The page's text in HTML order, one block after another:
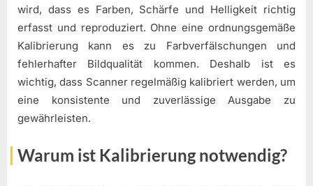
wird, dass es Farben, Schärfe und Helligkeit richtig
erfasst und reproduziert. Ohne eine ordnungsgemäße
Kalibrierung kann es zu Farbverfälschungen und
fehlerhafter Bildqualität kommen. Deshalb ist es
wichtig, dass Scanner regelmäßig kalibriert werden, um
eine konsistente und zuverlässige Ausgabe zu
gewährleisten.
Warum ist Kalibrierung notwendig?